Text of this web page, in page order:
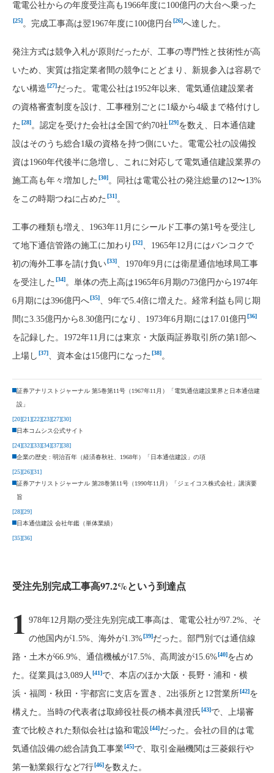
電電公社からの年度受注高も1966年度に100億円の大台へ乗った
[25]。完成工事高は翌1967年度に100億円台 [26]へ達した。
発注方式は競争入札が原則だったが、工事の専門性と技術性が高
いため、実質は指定業者間の競争にとどまり、新規参入は容易で
ない構造 [27]だった。電電公社は1952年以来、電気通信建設業者
の資格審査制度を設け、工事種別ごとに1級から4級まで格付けし
た [28]。認定を受けた会社は全国で約70社 [29]を数え、日本通信建
設はそのうち総合1級の資格を持つ側にいた。電電公社の設備投
資は1960年代後半に急増し、これに対応して電気通信建設業界の
施工高も年々増加した [30]。同社は電電公社の発注総量の12〜13%
をこの時期つねに占めた [31]。
工事の種類も増え、1963年11月にシールド工事の第1号を受注し
て地下通信管路の施工に加わり [32]、1965年12月にはバンコクで
初の海外工事を請け負い [33]、1970年9月には衛星通信地球局工事
を受注した [34]。単体の売上高は1965年6月期の73億円から1974年
6月期には396億円へ [35]、9年で5.4倍に増えた。経常利益も同じ期
間に3.35億円から8.30億円になり、1973年6月期には17.01億円 [36]
を記録した。1972年11月には東京・大阪両証券取引所の第1部へ
上場し [37]、資本金は15億円になった [38]。
証券アナリストジャーナル 第5巻第11号（1967年11月）「電気通信建設業界と日本通信建
設」
[20][21][22][23][27][30]
日本コムシス公式サイト
[24][32][33][34][37][38]
企業の歴史 : 明治百年（経済春秋社、1968年）「日本通信建設」の項
[25][26][31]
証券アナリストジャーナル 第28巻第11号（1990年11月）「ジェイコス株式会社」講演要
旨
[28][29]
日本通信建設 会社年鑑（単体業績）
[35][36]
受注先別完成工事高97.2%という到達点
1 978年12月期の受注先別完成工事高は、電電公社が97.2%、そ
の他国内が1.5%、海外が1.3%[39]だった。部門別では通信線
路・土木が66.9%、通信機械が17.5%、高周波が15.6%[40]を占め
た。従業員は3,089人 [41]で、本店のほか大阪・長野・浦和・横
浜・福岡・秋田・宇都宮に支店を置き、2出張所と12営業所[42]を
構えた。当時の代表者は取締役社長の橋本眞澄氏[43]で、上場審
査で比較された類似会社は協和電設[44]だった。会社の目的は電
気通信設備の総合請負工事業[45]で、取引金融機関は三菱銀行や
第一勧業銀行など7行[46]を数えた。